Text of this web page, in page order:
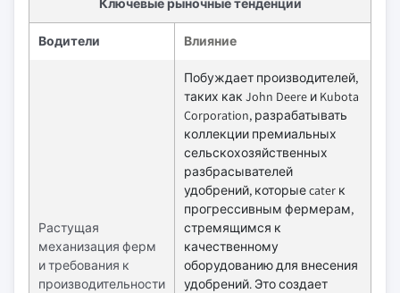
Водители Влияние
Растущая
механизация ферм
и требования к
производительности
Побуждает производителей,
таких как John Deere и Kubota
Corporation, разрабатывать
коллекции премиальных
сельскохозяйственных
разбрасывателей
удобрений, которые cater к
прогрессивным фермерам,
стремящимся к
качественному
оборудованию для внесения
удобрений. Это создает